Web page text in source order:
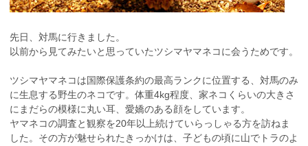
先日、対馬に行きました。
以前から見てみたいと思っていたツシマヤマネコに会うためです。
ツシマヤマネコは国際保護条約の最高ランクに位置する、対馬のみ
に生息する野生のネコです。体重4kg程度、家ネコくらいの大きさ
にまだらの模様に丸い耳、愛嬌のある顔をしています。
ヤマネコの調査と観察を20年以上続けていらっしゃる方を訪ねま
した。その方が魅せられたきっかけは、子どもの頃に山でトラのよ